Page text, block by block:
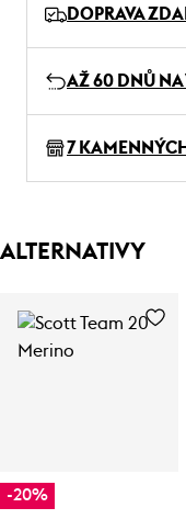
DOPRAVA
AŽ 60 DNŮ NA
7
ALTERNATIVY
-20%